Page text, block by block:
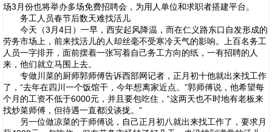
场3月份也将举办多场免费招聘会，为用人单位和求职者搭建平台。
务工人员春节后数天难找活儿
今天（3月4日）一早，西安起风降温，而在仁义路东口自发形成的
劳务市场上，前来找活儿的人却丝毫不受寒冷天气的影响。上百名务工
人员一字排开，面前摆着一张写着自己务工方向的纸，一有招聘的人
来，他们就立马围上去。
专做川菜的厨师郭师傅告诉西部网记者，正月初十他就出来找工作
了，“去年在四川一个饭馆干，今年想离家近点。”郭师傅说，他希望每
个月的工资不低于6000元，并且要包吃住，“这两天也不时地有老板来
找炒菜师傅，但待遇一直都没谈拢。”
另一位做凉菜的于师傅说，自己正月初八就出来找工作了，要求月